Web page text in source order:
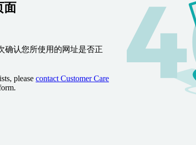
面
确认您所使用的网址是否正
please contact Customer Care